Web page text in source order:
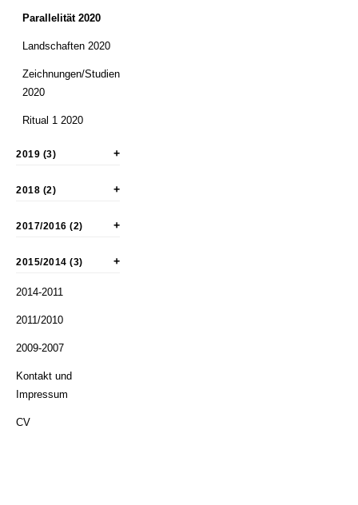
Parallelität 2020
Landschaften 2020
Zeichnungen/Studien
2020
Ritual 1 2020
2019 (3)
2018 (2)
2017/2016 (2)
2015/2014 (3)
2014-2011
2011/2010
2009-2007
Kontakt und
Impressum
CV